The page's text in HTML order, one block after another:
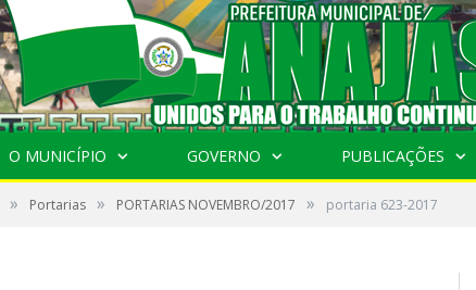
O MUNICÍPIO GOVERNO PUBLICAÇÕES
» Portarias » PORTARIAS NOVEMBRO/2017 » portaria 623-2017